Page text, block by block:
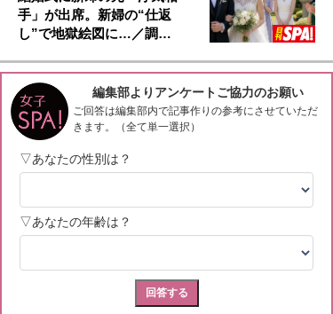
手」が出席。新婦の“仕返
し”で地獄絵図に…／調…